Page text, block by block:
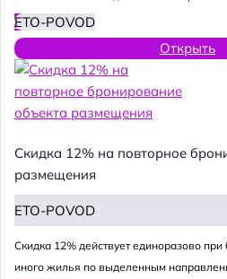
ETO-POVOD
Открыть
Скидка 12% на повторное
размещения
ETO-POVOD
Cкидка 12% действует единоразово
иного жилья по выделенным